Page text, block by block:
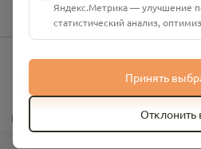
info@pomnim.online
Яндекс.Метрика — улучшение
статистический анализ,
Принять
Отклонить